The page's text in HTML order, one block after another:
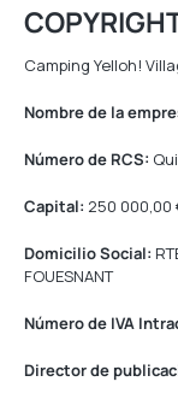
Camping Yelloh!
Nombre de la
Número de RCS:
Capital: 250 000,00
Domicilio Social:
FOUESNANT
Número de IVA
Director de